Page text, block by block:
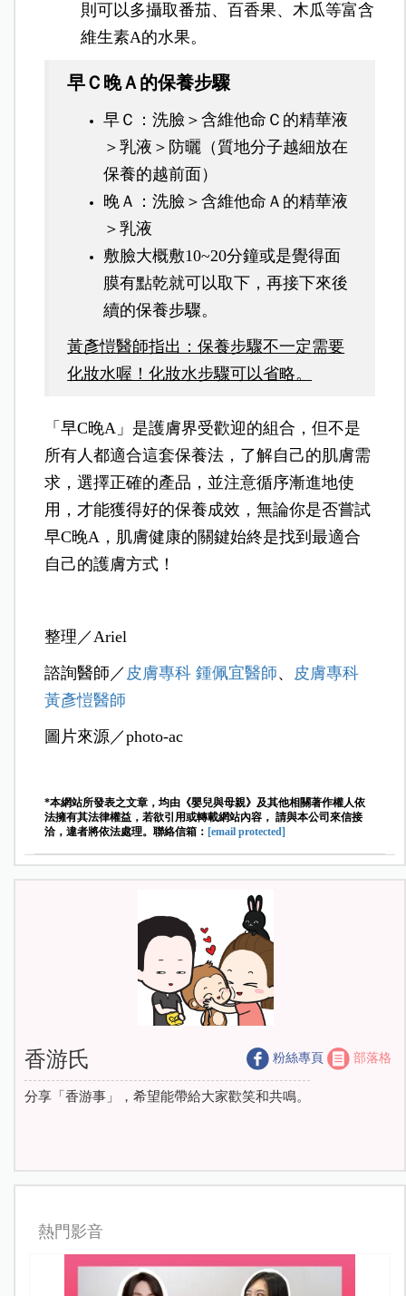
則可以多攝取番茄、百香果、木瓜等富含
維生素A的水果。
早Ｃ晚Ａ的保養步驟
早Ｃ：洗臉＞含維他命Ｃ的精華液
＞乳液＞防曬（質地分子越細放在
保養的越前面）
晚Ａ：洗臉＞含維他命Ａ的精華液
＞乳液
敷臉大概敷10~20分鐘或是覺得面
膜有點乾就可以取下，再接下來後
續的保養步驟。
黃彥愷醫師指出：保養步驟不一定需要
化妝水喔！化妝水步驟可以省略。
「早C晚A」是護膚界受歡迎的組合，但不是
所有人都適合這套保養法，了解自己的肌膚需
求，選擇正確的產品，並注意循序漸進地使
用，才能獲得好的保養成效，無論你是否嘗試
早C晚A，肌膚健康的關鍵始終是找到最適合
自己的護膚方式！
整理／Ariel
諮詢醫師／ 皮膚專科 鍾佩宜醫師、 皮膚專科
黃彥愷醫師
圖片來源／photo-ac
*本網站所發表之文章，均由《嬰兒與母親》及其他相關著作權人依
法擁有其法律權益，若欲引用或轉載網站內容， 請與本公司來信接
洽，違者將依法處理。聯絡信箱： [email protected]
香游氏 粉絲專頁 部落格
分享「香游事」，希望能帶給大家歡笑和共鳴。
熱門影音